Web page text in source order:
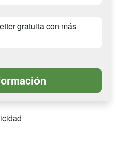
gratuita con más